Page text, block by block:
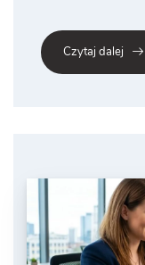
Czytaj dalej